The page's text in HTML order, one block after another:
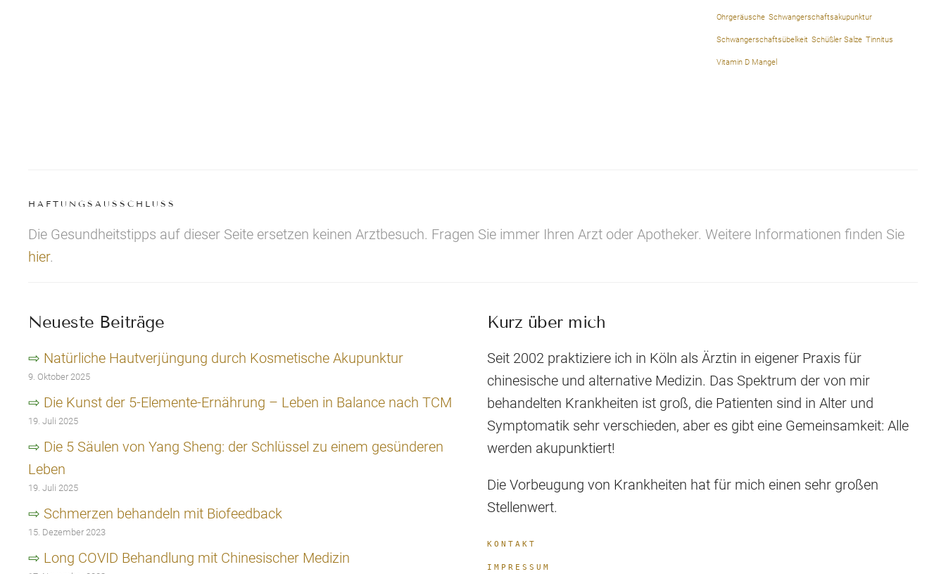
Ohrgeräusche Schwangerschaftsakupunktur
Schwangerschaftsübelkeit Schüßler Salze Tinnitus
Vitamin D Mangel
HAFTUNGSAUSSCHLUSS
Die Gesundheitstipps auf dieser Seite ersetzen keinen Arztbesuch. Fragen Sie immer Ihren Arzt oder Apotheker. Weitere Informationen finden Sie
hier.
Neueste Beiträge
Natürliche Hautverjüngung durch Kosmetische Akupunktur
9. Oktober 2025
Die Kunst der 5-Elemente-Ernährung – Leben in Balance nach TCM
19. Juli 2025
Die 5 Säulen von Yang Sheng: der Schlüssel zu einem gesünderen
Leben
19. Juli 2025
Schmerzen behandeln mit Biofeedback
15. Dezember 2023
Long COVID Behandlung mit Chinesischer Medizin
Kurz über mich
Seit 2002 praktiziere ich in Köln als Ärztin in eigener Praxis für
chinesische und alternative Medizin. Das Spektrum der von mir
behandelten Krankheiten ist groß, die Patienten sind in Alter und
Symptomatik sehr verschieden, aber es gibt eine Gemeinsamkeit: Alle
werden akupunktiert!
Die Vorbeugung von Krankheiten hat für mich einen sehr großen
Stellenwert.
KONTAKT
IMPRESSUM